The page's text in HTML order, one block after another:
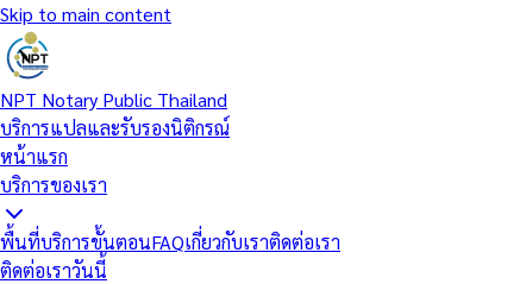
Skip to main content
NPT Notary Public Thailand
บริการแปลและรับรองนิติกรณ์
หน้าแรก
บริการของเรา
พื้นที่บริการขั้นตอนFAQเกี่ยวกับเราติดต่อเรา
ติดต่อเราวันนี้